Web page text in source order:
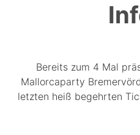
Bereits zum 4 Mal
Mallorcaparty
letzten heiß begehrten